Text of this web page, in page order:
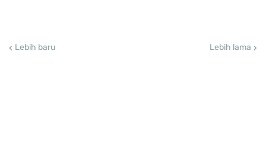
Lebih baru Lebih lama